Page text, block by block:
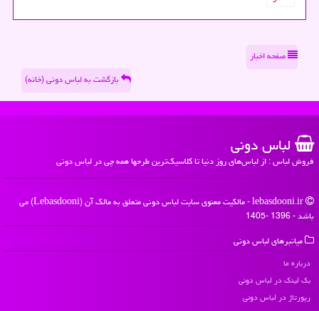
صفحه اخبار
بازگشت به لباس دونی (خانه)
لباس دونی
فروش لباس : از لباس‌های روز دنیا تا کلاسیک‌ترین طرحها همه چی در لباس دونی
lebasdooni.ir - مالکیت معنوی سایت لباس دونی متعلق به مالک آن (Lebasdooni) می
باشد - 1396 -1405
میانبرهای لباس دونی
درباره ما
بک لینک در لباس دونی
رپورتاژ در لباس دونی